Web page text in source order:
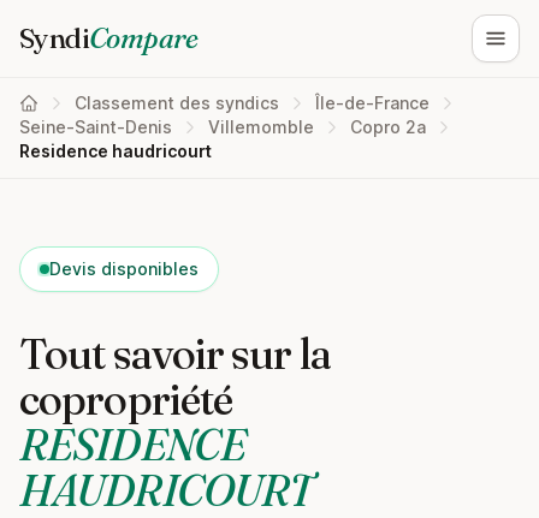
SyndiCompare
Classement des syndics
Île-de-France
Seine-Saint-Denis
Villemomble
Copro 2a
Residence haudricourt
Devis disponibles
Tout savoir sur la
copropriété
RESIDENCE
HAUDRICOURT